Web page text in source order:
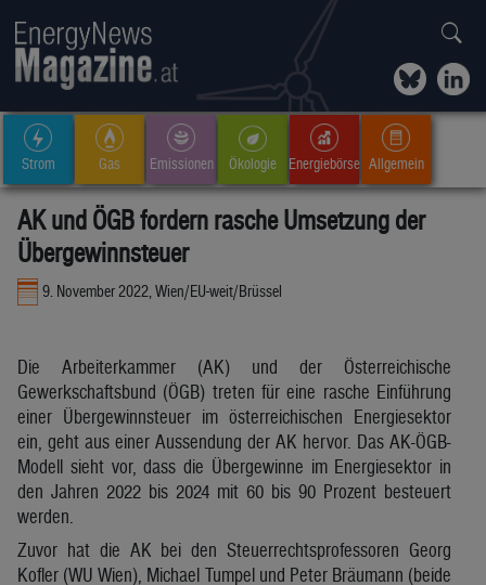
Strom Gas Emissionen Ökologie Energiebörse Allgemein
AK und ÖGB fordern rasche Umsetzung der
Übergewinnsteuer
9. November 2022, Wien/EU-weit/Brüssel
Die Arbeiterkammer (AK) und der Österreichische
Gewerkschaftsbund (ÖGB) treten für eine rasche Einführung
einer Übergewinnsteuer im österreichischen Energiesektor
ein, geht aus einer Aussendung der AK hervor. Das AK-ÖGB-
Modell sieht vor, dass die Übergewinne im Energiesektor in
den Jahren 2022 bis 2024 mit 60 bis 90 Prozent besteuert
werden.
Zuvor hat die AK bei den Steuerrechtsprofessoren Georg
Kofler (WU Wien), Michael Tumpel und Peter Bräumann (beide